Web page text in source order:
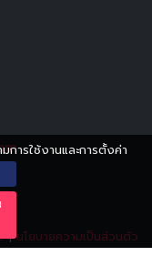
ารใช้งานและการตั้งค่า
|นโยบายความเป็นส่วนตัว